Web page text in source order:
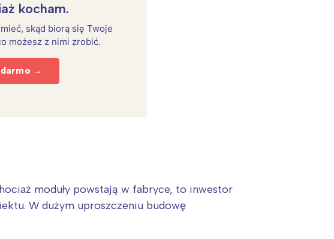
kocham.
skąd biorą się Twoje
możesz z nimi zrobić.
darmo →
moduły powstają w fabryce, to inwestor
W dużym uproszczeniu budowę
regionu: